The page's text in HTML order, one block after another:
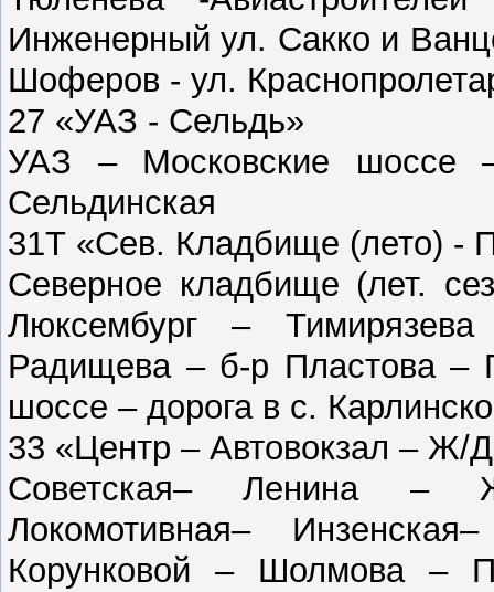
Инженерный ул. Сакко и
Шоферов - ул.
27 «УАЗ - Сельдь»
УАЗ – Московские шоссе
Сельдинская
31Т «Сев. Кладбище (лето) -
Северное кладбище (лет.
Люксембург –
Радищева – б-р Пластова –
шоссе – дорога в с.
33 «Центр – Автовокзал – Ж/
Советская– Ленина –
Локомотивная–
Корунковой – Шолмова –